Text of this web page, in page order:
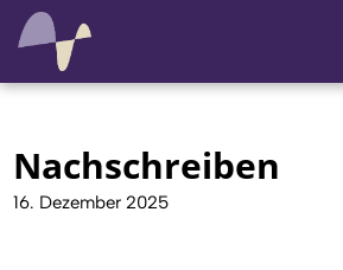
Nachschreiben
16. Dezember 2025